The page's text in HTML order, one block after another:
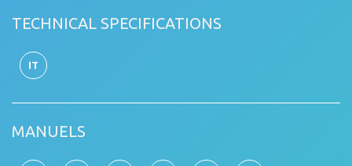
TECHNICAL SPECIFICATIONS
IT
MANUELS